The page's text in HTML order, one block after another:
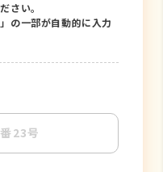
さい。
の一部が自動的に入力